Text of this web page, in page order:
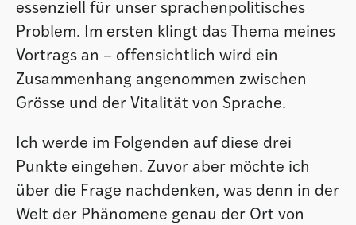
essenziell für unser sprachenpolitisches
Problem. Im ersten klingt das Thema meines
Vortrags an – offensichtlich wird ein
Zusammenhang angenommen zwischen
Grösse und der Vitalität von Sprache.
Ich werde im Folgenden auf diese drei
Punkte eingehen. Zuvor aber möchte ich
über die Frage nachdenken, was denn in der
Welt der Phänomene genau der Ort von